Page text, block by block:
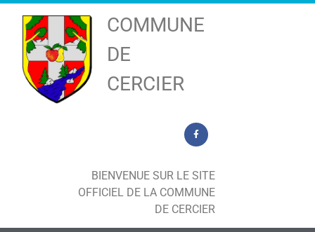
COMMUNE
DE
CERCIER
BIENVENUE SUR LE SITE
OFFICIEL DE LA COMMUNE
DE CERCIER